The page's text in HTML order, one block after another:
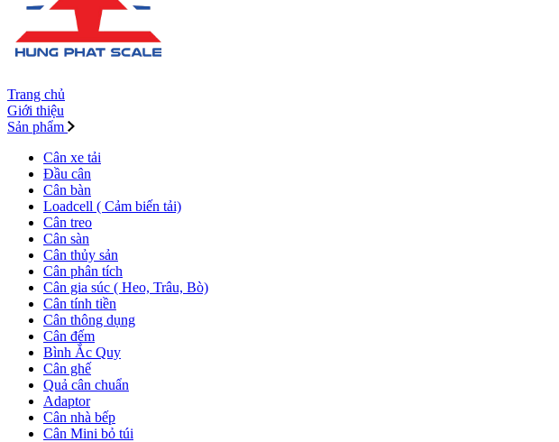
Trang chủ
Giới thiệu
Sản phẩm
Cân xe tải
Đầu cân
Cân bàn
Loadcell ( Cảm biến tải)
Cân treo
Cân sàn
Cân thủy sản
Cân phân tích
Cân gia súc ( Heo, Trâu, Bò)
Cân tính tiền
Cân thông dụng
Cân đếm
Bình Ắc Quy
Cân ghế
Quả cân chuẩn
Adaptor
Cân nhà bếp
Cân Mini bỏ túi